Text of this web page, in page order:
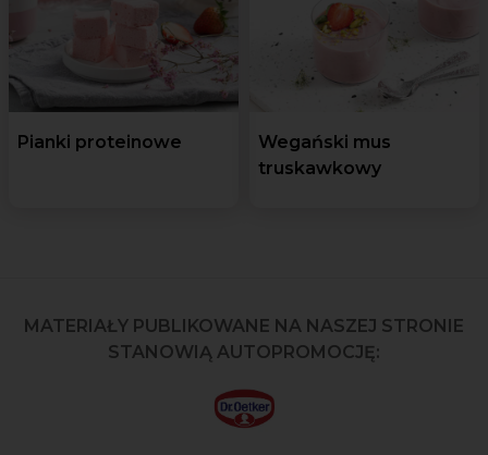
Pianki proteinowe
Wegański mus
truskawkowy
MATERIAŁY PUBLIKOWANE NA NASZEJ STRONIE
STANOWIĄ AUTOPROMOCJĘ: